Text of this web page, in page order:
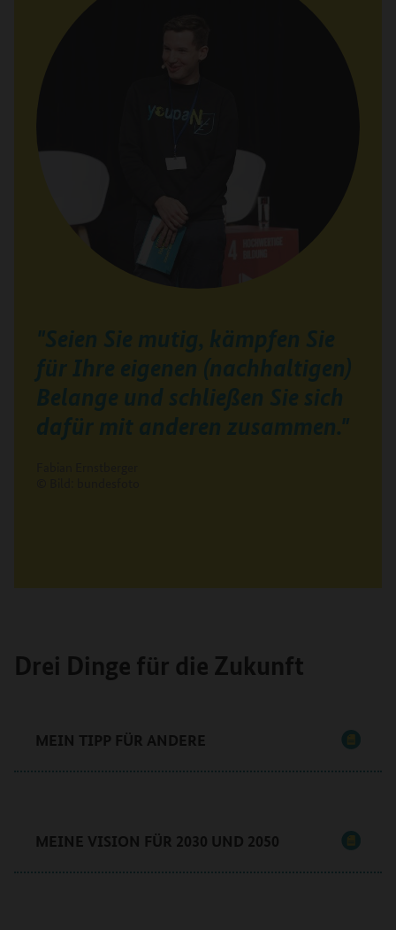
"Seien Sie mutig, kämpfen Sie
für Ihre eigenen (nachhaltigen)
Belange und schließen Sie sich
dafür mit anderen zusammen."
Drei Dinge für die Zukunft
MEIN TIPP FÜR ANDERE
MEINE VISION FÜR 2030 UND 2050